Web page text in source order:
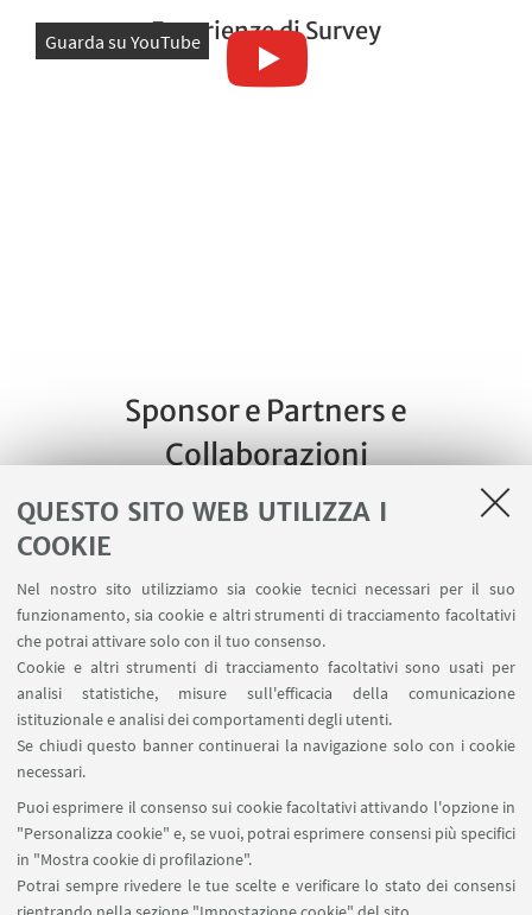
QUESTO SITO WEB UTILIZZA I
COOKIE
Nel nostro sito utilizziamo sia cookie tecnici necessari per il suo
funzionamento, sia cookie e altri strumenti di tracciamento facoltativi
che potrai attivare solo con il tuo consenso.
Cookie e altri strumenti di tracciamento facoltativi sono usati per
analisi statistiche, misure sull'efficacia della comunicazione
istituzionale e analisi dei comportamenti degli utenti.
Se chiudi questo banner continuerai la navigazione solo con i cookie
necessari.
Puoi esprimere il consenso sui cookie facoltativi attivando l'opzione in
"Personalizza cookie" e, se vuoi, potrai esprimere consensi più specifici
in "Mostra cookie di profilazione".
Potrai sempre rivedere le tue scelte e verificare lo stato dei consensi
Esperienze di Survey
Guarda su YouTube
Sponsor e Partners e
Collaborazioni